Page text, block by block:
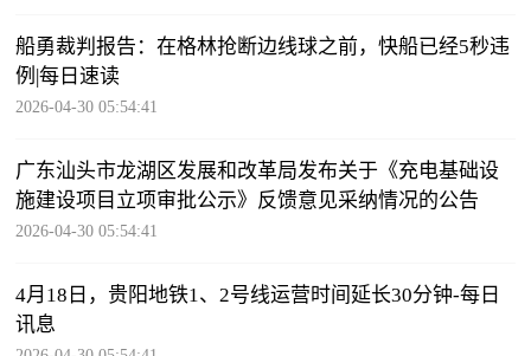
船勇裁判报告：在格林抢断边线球之前，快船已经5秒违
例|每日速读
2026-04-30 05:54:41
广东汕头市龙湖区发展和改革局发布关于《充电基础设
施建设项目立项审批公示》反馈意见采纳情况的公告
2026-04-30 05:54:41
4月18日，贵阳地铁1、2号线运营时间延长30分钟-每日
讯息